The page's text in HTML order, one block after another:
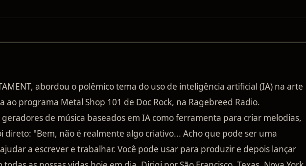
abordou o polêmico tema do uso de inteligência artificial (IA) na arte
programa Metal Shop 101 de Doc Rock, na Ragebreed Radio.
de música baseados em IA como ferramenta para criar melodias,
direto: "Bem, não é realmente algo criativo... Acho que pode ser uma
a escrever e trabalhar. Você pode usar para produzir e depois lançar